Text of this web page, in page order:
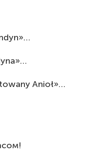
Anioł»…